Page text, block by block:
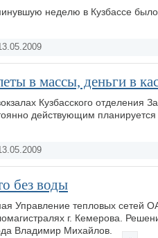
неделю в Кузбассе
в массы, деньги в
Кузбасского отделения
действующим
без воды
Управление тепловых сетей
г. Кемерова.
Владимир Михайлов.